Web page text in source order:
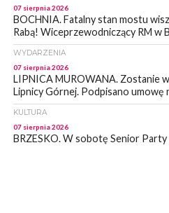
07 sierpnia 2026
BOCHNIA. Fatalny stan mostu
Rabą! Wiceprzewodniczący RM w
WYDARZENIA
07 sierpnia 2026
LIPNICA MUROWANA. Zostanie
Lipnicy Górnej. Podpisano umowę
KULTURA
07 sierpnia 2026
BRZESKO. W sobotę Senior